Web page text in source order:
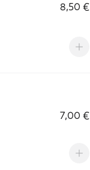
8,50 €
7,00 €